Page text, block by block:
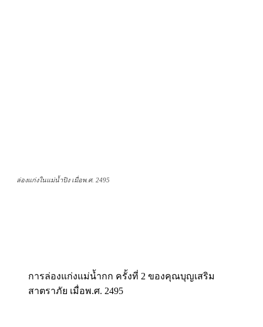
ล่องแก่งในแม่น้ำปิง เมื่อพ.ศ. 2495
การล่องแก่งแม่น้ำกก ครั้งที่ 2 ของคุณบุญเสริม
สาตราภัย เมื่อพ.ศ. 2495